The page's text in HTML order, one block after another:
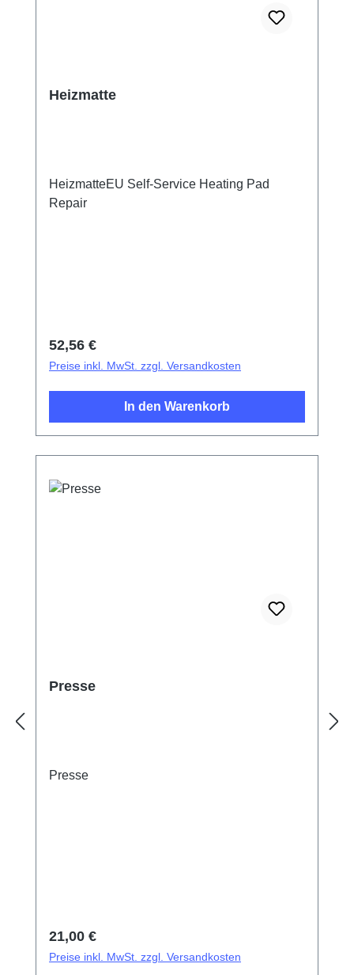
Heizmatte
HeizmatteEU Self-Service Heating Pad
Repair
Regulärer Preis:
52,56 €
Preise inkl. MwSt. zzgl. Versandkosten
In den Warenkorb
Presse
Presse
Regulärer Preis:
21,00 €
Preise inkl. MwSt. zzgl. Versandkosten